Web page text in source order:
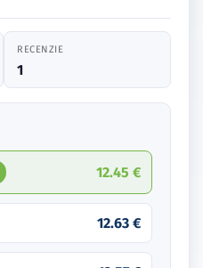
RECENZIE
1
12.45 €
12.63 €